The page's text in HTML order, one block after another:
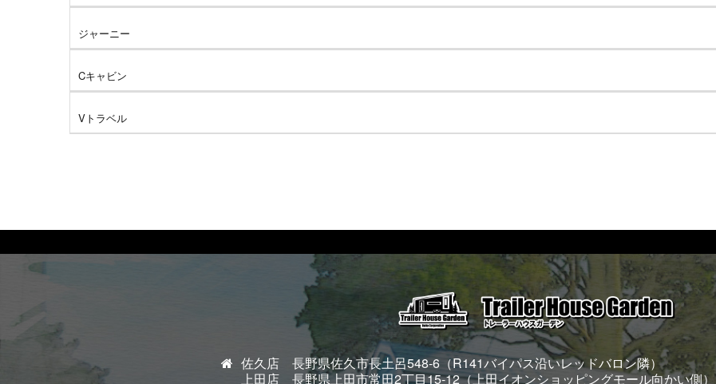
ジャーニー
Cキャビン
Vトラベル
佐久店 長野県佐久市長土呂548-6（R141バイパス沿いレッドバロン隣）
上田店 長野県上田市常田2丁目15-12（上田イオンショッピングモール向かい側）